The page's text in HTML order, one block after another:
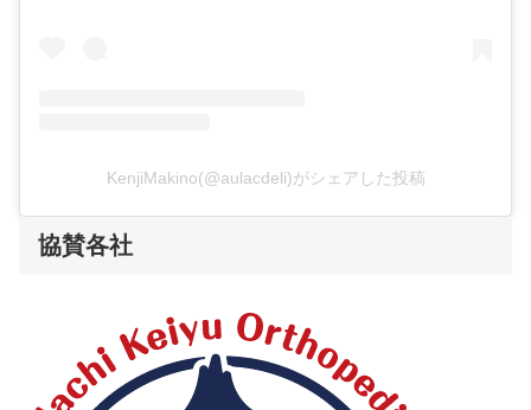
KenjiMakino(@aulacdeli)がシェアした投稿